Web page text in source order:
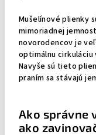
Mušelínové plienky
mimoriadnej
novorodencov je
optimálnu cirkuláciu
Navyše sú tieto
praním sa stávajú
Ako správne
ako